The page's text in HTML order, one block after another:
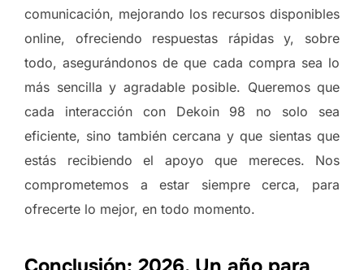
comunicación, mejorando los recursos disponibles
online, ofreciendo respuestas rápidas y, sobre
todo, asegurándonos de que cada compra sea lo
más sencilla y agradable posible. Queremos que
cada interacción con Dekoin 98 no solo sea
eficiente, sino también cercana y que sientas que
estás recibiendo el apoyo que mereces. Nos
comprometemos a estar siempre cerca, para
ofrecerte lo mejor, en todo momento.